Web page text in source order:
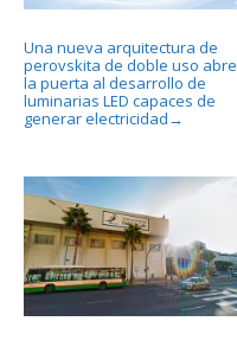
Una nueva arquitectura de
perovskita de doble uso abre
la puerta al desarrollo de
luminarias LED capaces de
generar electricidad →